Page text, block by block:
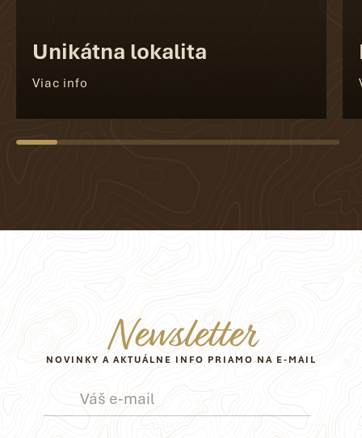
Unikátna lokalita
Viac info
Newsletter
NOVINKY A AKTUÁLNE INFO PRIAMO NA E-MAIL